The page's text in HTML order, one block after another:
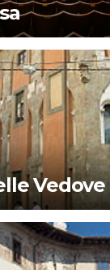
Vedove